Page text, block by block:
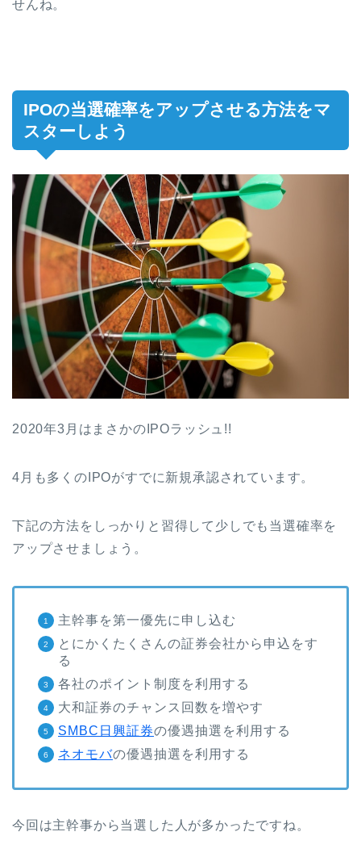
せんね。
IPOの当選確率をアップさせる方法をマ
スターしよう
2020年3月はまさかのIPOラッシュ!!
4月も多くのIPOがすでに新規承認されています。
下記の方法をしっかりと習得して少しでも当選確率を
アップさせましょう。
主幹事を第一優先に申し込む
とにかくたくさんの証券会社から申込をす
る
各社のポイント制度を利用する
大和証券のチャンス回数を増やす
SMBC日興証券の優遇抽選を利用する
ネオモバの優遇抽選を利用する
今回は主幹事から当選した人が多かったですね。